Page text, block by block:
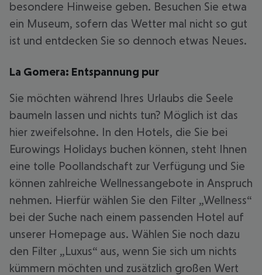
besondere Hinweise geben. Besuchen Sie etwa
ein Museum, sofern das Wetter mal nicht so gut
ist und entdecken Sie so dennoch etwas Neues.
La Gomera: Entspannung pur
Sie möchten während Ihres Urlaubs die Seele
baumeln lassen und nichts tun? Möglich ist das
hier zweifelsohne. In den Hotels, die Sie bei
Eurowings Holidays buchen können, steht Ihnen
eine tolle Poollandschaft zur Verfügung und Sie
können zahlreiche Wellnessangebote in Anspruch
nehmen. Hierfür wählen Sie den Filter „Wellness“
bei der Suche nach einem passenden Hotel auf
unserer Homepage aus. Wählen Sie noch dazu
den Filter „Luxus“ aus, wenn Sie sich um nichts
kümmern möchten und zusätzlich großen Wert